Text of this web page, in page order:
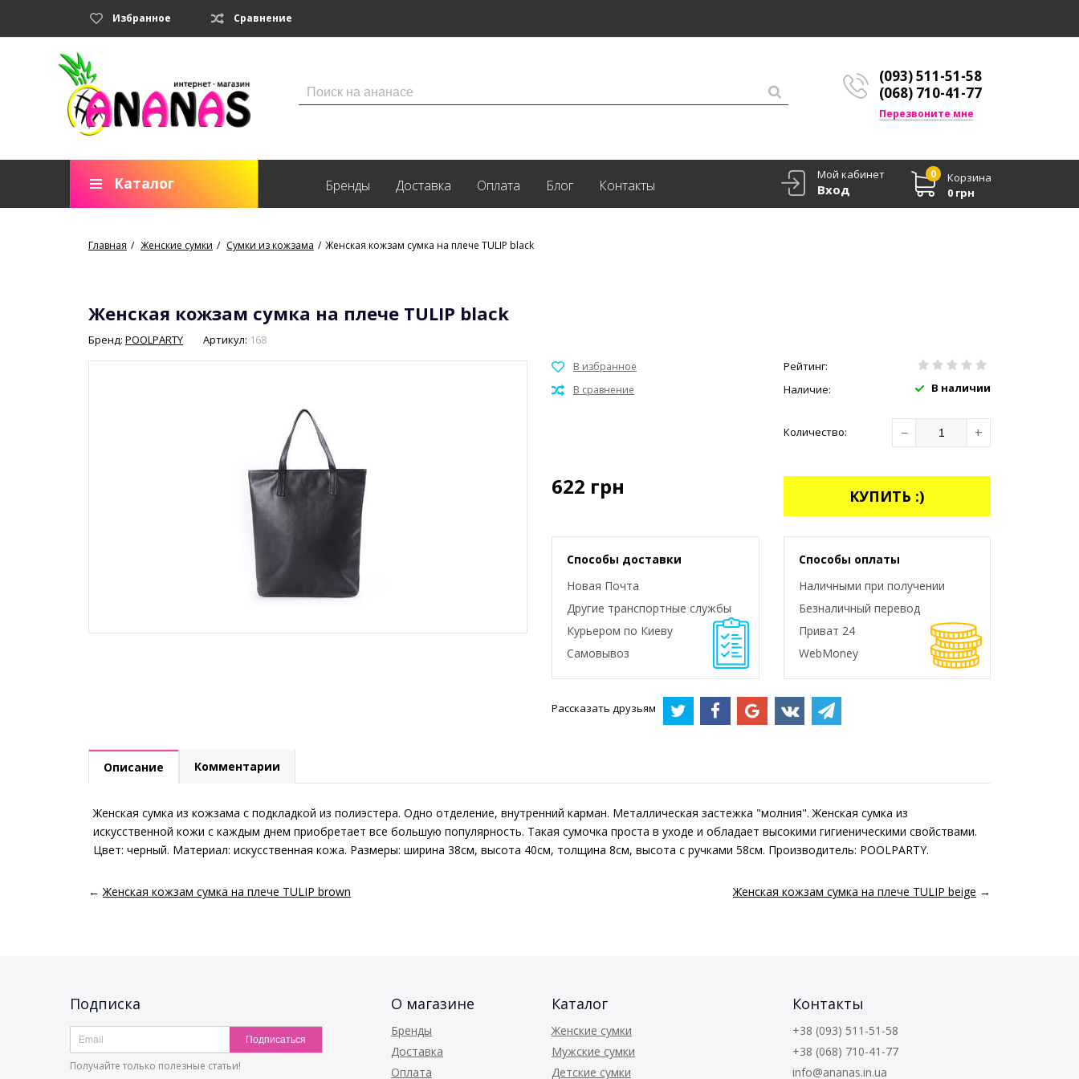
Избранное Сравнение
(093) 511-51-58
(068) 710-41-77
Перезвоните мне
0
Корзина
0 грн
Мой кабинет
Вход
Бренды Доставка Оплата Блог Контакты
Каталог
Главная Женские сумки Сумки из кожзама Женская кожзам сумка на плече TULIP black
Женская кожзам сумка на плече TULIP black
Бренд: POOLPARTY Артикул: 168
Рейтинг:
Наличие:
В наличии
Количество: − +
622 грн КУПИТЬ :)
Способы доставки
Новая Почта
Другие транспортные службы
Курьером по Киеву
Самовывоз
Способы оплаты
Наличными при получении
Безналичный перевод
Приват 24
WebMoney
Рассказать друзьям
Описание Комментарии
Женская сумка из кожзама с подкладкой из полиэстера. Одно отделение, внутренний карман. Металлическая застежка "молния". Женская сумка из
искусственной кожи с каждым днем приобретает все большую популярность. Такая сумочка проста в уходе и обладает высокими гигиеническими свойствами.
Цвет: черный. Материал: искусственная кожа. Размеры: ширина 38см, высота 40см, толщина 8см, высота с ручками 58см. Производитель: POOLPARTY.
← Женская кожзам сумка на плече TULIP brown Женская кожзам сумка на плече TULIP beige →
Подписка
Подписаться
Получайте только полезные статьи!
О магазине
Бренды
Доставка
Оплата
Каталог
Женские сумки
Мужские сумки
Детские сумки
Контакты
+38 (093) 511-51-58
+38 (068) 710-41-77
info@ananas.in.ua